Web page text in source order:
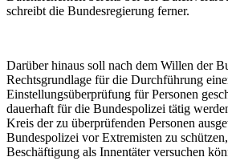
schreibt die Bundesregierung ferner.
Darüber hinaus soll nach dem Willen der
Rechtsgrundlage für die Durchführung
Einstellungsüberprüfung für Personen
dauerhaft für die Bundespolizei tätig
Kreis der zu überprüfenden Personen
Bundespolizei vor Extremisten zu
Beschäftigung als Innentäter versuchen